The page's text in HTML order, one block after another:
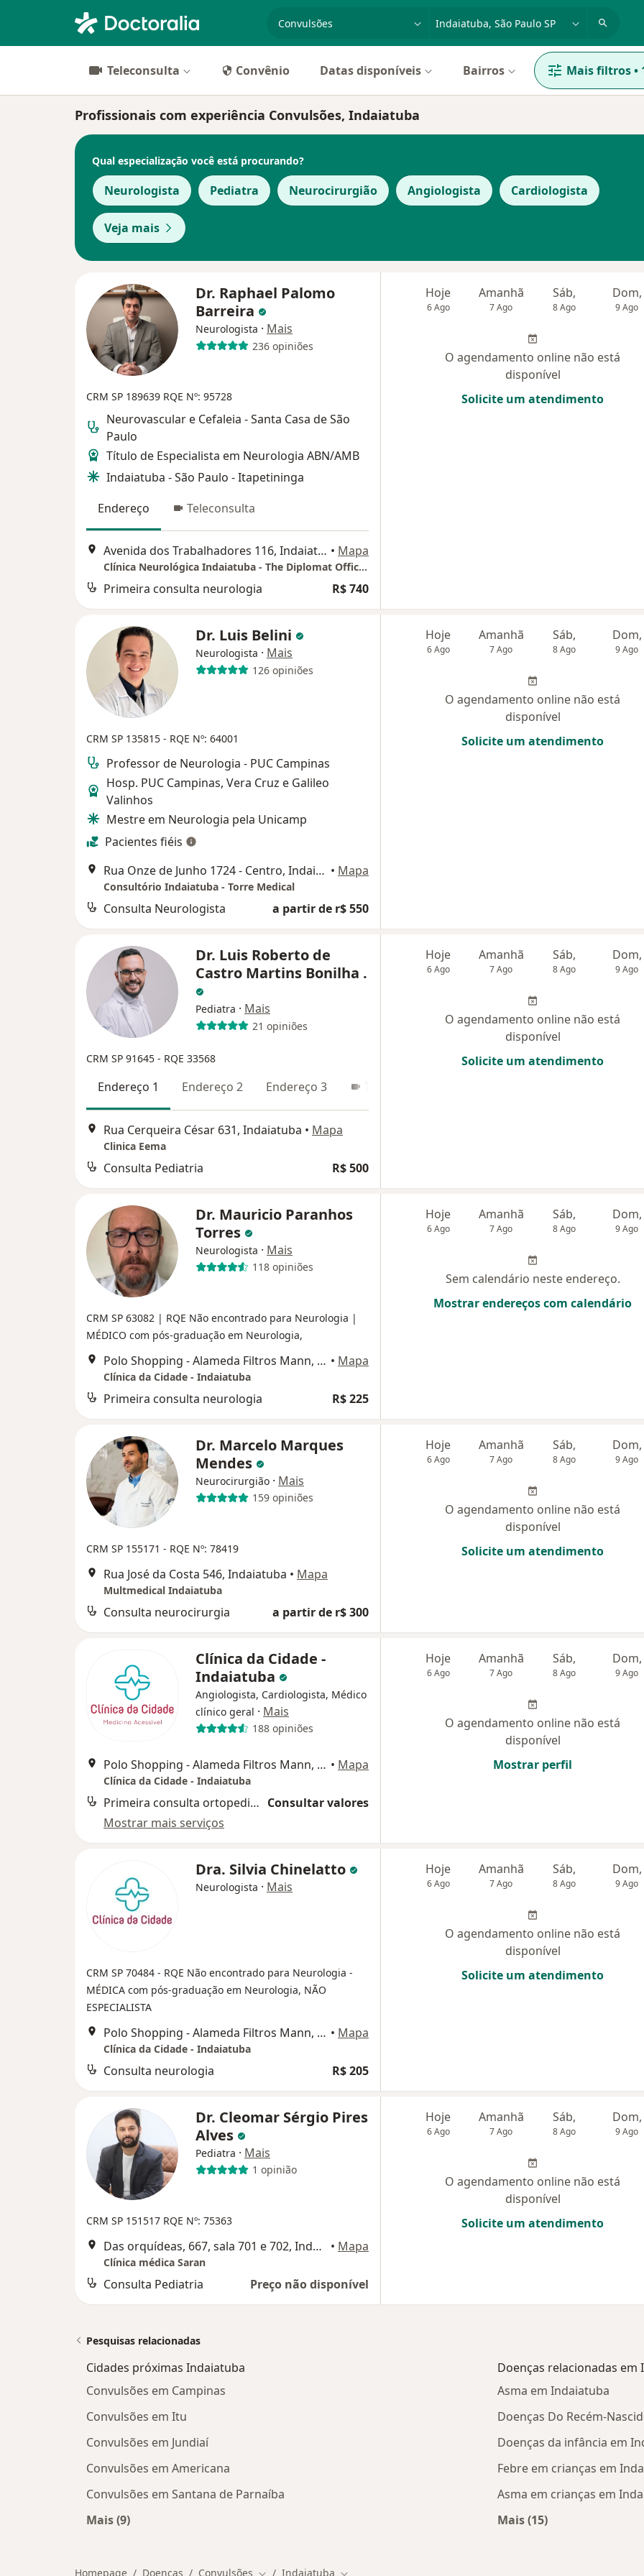
Teleconsulta Convênio Datas disponíveis Bairros Mais filtros•
Profissionais com experiência Convulsões, Indaiatuba
Qual especialização você está procurando?
Neurologista Pediatra Neurocirurgião Angiologista Cardiologista
Veja mais
Dr. Raphael Palomo
Barreira
Neurologista · Mais
236 opiniões
CRM SP 189639 RQE Nº: 95728
Neurovascular e Cefaleia - Santa Casa de São
Paulo
Título de Especialista em Neurologia ABN/AMB
Indaiatuba - São Paulo - Itapetininga
Endereço
Teleconsulta
Avenida dos Trabalhadores 116, Indaiatuba • Mapa
Clínica Neurológica Indaiatuba - The Diplomat Office & Mall - 7° andar (sala 707)
Primeira consulta neurologia R$ 740
Hoje
6 Ago
Amanhã
7 Ago
Sáb,
8 Ago
Dom,
9 Ago
O agendamento online não está
disponível
Solicite um atendimento
Dr. Luis Belini
Neurologista · Mais
126 opiniões
CRM SP 135815 - RQE Nº: 64001
Professor de Neurologia - PUC Campinas
Hosp. PUC Campinas, Vera Cruz e Galileo
Valinhos
Mestre em Neurologia pela Unicamp
Pacientes fiéis
Rua Onze de Junho 1724 - Centro, Indaiatuba • Mapa
Consultório Indaiatuba - Torre Medical
Consulta Neurologista a partir de r$ 550
Hoje
6 Ago
Amanhã
7 Ago
Sáb,
8 Ago
Dom,
9 Ago
O agendamento online não está
disponível
Solicite um atendimento
Dr. Luis Roberto de
Castro Martins Bonilha .
Pediatra · Mais
21 opiniões
CRM SP 91645 - RQE 33568
Endereço 1 Endereço 2 Endereço 3 Teleconsulta
Rua Cerqueira César 631, Indaiatuba • Mapa
Clinica Eema
Consulta Pediatria R$ 500
Hoje
6 Ago
Amanhã
7 Ago
Sáb,
8 Ago
Dom,
9 Ago
O agendamento online não está
disponível
Solicite um atendimento
Dr. Mauricio Paranhos
Torres
Neurologista · Mais
118 opiniões
CRM SP 63082 | RQE Não encontrado para Neurologia |
MÉDICO com pós-graduação em Neurologia,
Polo Shopping - Alameda Filtros Mann, 670 - Jardim Tropical, Indaiatuba • Mapa
Clínica da Cidade - Indaiatuba
Primeira consulta neurologia R$ 225
Hoje
6 Ago
Amanhã
7 Ago
Sáb,
8 Ago
Dom,
9 Ago
Sem calendário neste endereço.
Mostrar endereços com calendário
Dr. Marcelo Marques
Mendes
Neurocirurgião · Mais
159 opiniões
CRM SP 155171 - RQE Nº: 78419
Rua José da Costa 546, Indaiatuba • Mapa
Multmedical Indaiatuba
Consulta neurocirurgia a partir de r$ 300
Hoje
6 Ago
Amanhã
7 Ago
Sáb,
8 Ago
Dom,
9 Ago
O agendamento online não está
disponível
Solicite um atendimento
Clínica da Cidade -
Indaiatuba
Angiologista, Cardiologista, Médico
clínico geral · Mais
188 opiniões
Polo Shopping - Alameda Filtros Mann, 670 - Jardim Tropical, Indaiatuba • Mapa
Clínica da Cidade - Indaiatuba
Primeira consulta ortopedia e traumatologia Consultar valores
Mostrar mais serviços
Hoje
6 Ago
Amanhã
7 Ago
Sáb,
8 Ago
Dom,
9 Ago
O agendamento online não está
disponível
Mostrar perfil
Dra. Silvia Chinelatto
Neurologista · Mais
CRM SP 70484 - RQE Não encontrado para Neurologia -
MÉDICA com pós-graduação em Neurologia, NÃO
ESPECIALISTA
Polo Shopping - Alameda Filtros Mann, 670 - Jardim Tropical, Indaiatuba • Mapa
Clínica da Cidade - Indaiatuba
Consulta neurologia R$ 205
Hoje
6 Ago
Amanhã
7 Ago
Sáb,
8 Ago
Dom,
9 Ago
O agendamento online não está
disponível
Solicite um atendimento
Dr. Cleomar Sérgio Pires
Alves
Pediatra · Mais
1 opinião
CRM SP 151517 RQE Nº: 75363
Das orquídeas, 667, sala 701 e 702, Indaiatuba • Mapa
Clínica médica Saran
Consulta Pediatria Preço não disponível
Hoje
6 Ago
Amanhã
7 Ago
Sáb,
8 Ago
Dom,
9 Ago
O agendamento online não está
disponível
Solicite um atendimento
Pesquisas relacionadas
Cidades próximas Indaiatuba
Convulsões em Campinas
Convulsões em Itu
Convulsões em Jundiaí
Convulsões em Americana
Convulsões em Santana de Parnaíba
Mais (9)
Doenças relacionadas em
Asma em Indaiatuba
Doenças Do Recém-
Doenças da infância em
Febre em crianças em
Asma em crianças em
Mais (15)
Homepage Doenças Convulsões Mudar de cidade
Indaiatuba Mudar de cidade